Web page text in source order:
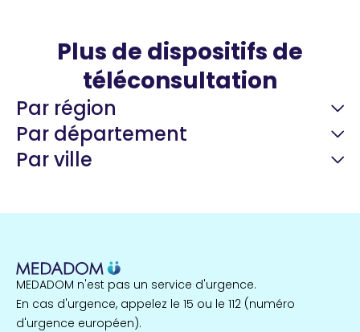
Plus de dispositifs de
téléconsultation
Par région
Île-de-France
857 espaces de santé
Par département
Côtes-d'Armor
Par ville
MEDADOM n'est pas un service d'urgence.
En cas d'urgence, appelez le 15 ou le 112 (numéro
d'urgence européen).